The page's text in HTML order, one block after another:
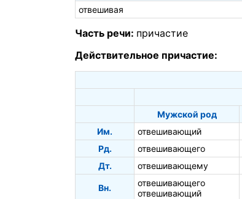
отвешивая
Часть речи: причастие
Действительное причастие:
Мужской род
Им.
отвешивающий
Рд.
отвешивающего
Дт.
отвешивающему
Вн.
отвешивающего
отвешивающий